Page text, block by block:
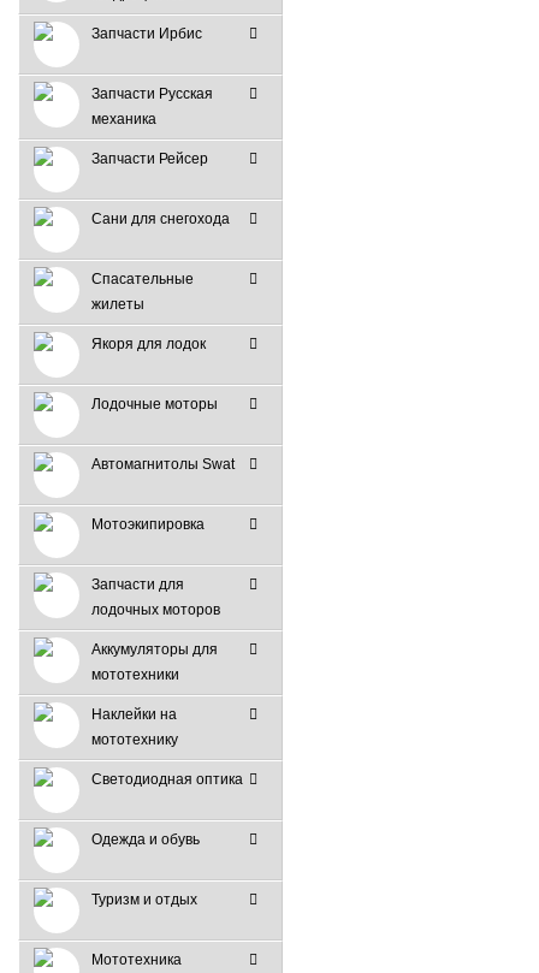
Запчасти Ирбис
Запчасти Русская
механика
Запчасти Рейсер
Сани для снегохода
Спасательные
жилеты
Якоря для лодок
Лодочные моторы
Автомагнитолы Swat
Мотоэкипировка
Запчасти для
лодочных моторов
Аккумуляторы для
мототехники
Наклейки на
мототехнику
Светодиодная оптика
Одежда и обувь
Туризм и отдых
Мототехника